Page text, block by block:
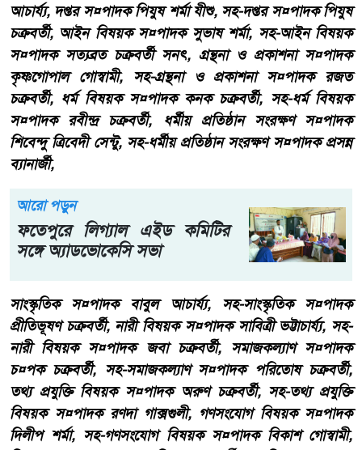
আচার্য্য, দপ্তর স¤পাদক পিযুষ শর্মা যীশু, সহ-দপ্তর স¤পাদক পিযুষ
চক্রবর্তী, আইন বিষয়ক স¤পাদক সুভাষ শর্মা, সহ-আইন বিষয়ক
স¤পাদক সত্যব্রত চক্রবর্তী সনৎ, গ্রন্থনা ও প্রকাশনা স¤পাদক
কৃষ্ণগোপাল গোস্বামী, সহ-গ্রন্থনা ও প্রকাশনা স¤পাদক রজত
চক্রবর্তী, ধর্ম বিষয়ক স¤পাদক কনক চক্রবর্তী, সহ-ধর্ম বিষয়ক
স¤পাদক রবীন্দ্র চক্রবর্তী, ধর্মীয় প্রতিষ্ঠান সংরক্ষণ স¤পাদক
শিবেন্দু ত্রিবেদী সেন্টু, সহ-ধর্মীয় প্রতিষ্ঠান সংরক্ষণ স¤পাদক প্রসন্ন
ব্যানার্জী,
আরো পড়ুন
ফতেপুরে লিগ্যাল এইড কমিটির
সঙ্গে অ্যাডভোকেসি সভা
সাংস্কৃতিক স¤পাদক বাবুল আচার্য্য, সহ-সাংস্কৃতিক স¤পাদক
প্রীতিভূষণ চক্রবর্তী, নারী বিষয়ক স¤পাদক সাবিত্রী ভট্টাচার্য্য, সহ-
নারী বিষয়ক স¤পাদক জবা চক্রবর্তী, সমাজকল্যাণ স¤পাদক
চ¤পক চক্রবর্তী, সহ-সমাজকল্যাণ স¤পাদক পরিতোষ চক্রবর্তী,
তথ্য প্রযুক্তি বিষয়ক স¤পাদক অরুণ চক্রবর্তী, সহ-তথ্য প্রযুক্তি
বিষয়ক স¤পাদক রণদা গাক্সগুলী, গণসংযোগ বিষয়ক স¤পাদক
দিলীপ শর্মা, সহ-গণসংযোগ বিষয়ক স¤পাদক বিকাশ গোস্বামী,